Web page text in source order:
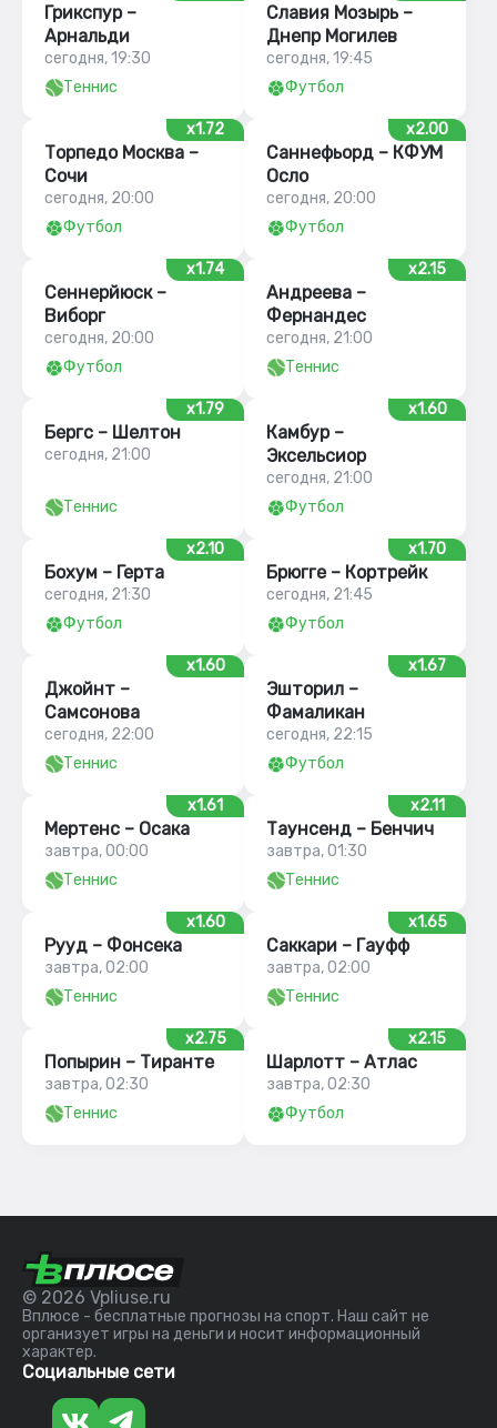
Грикспур –
Арнальди
сегодня, 19:30
Теннис
Славия Мозырь –
Днепр Могилев
сегодня, 19:45
Футбол
x1.72
Торпедо Москва –
Сочи
сегодня, 20:00
Футбол
x2.00
Саннефьорд – КФУМ
Осло
сегодня, 20:00
Футбол
x1.74
Сеннерйюск –
Виборг
сегодня, 20:00
Футбол
x2.15
Андреева –
Фернандес
сегодня, 21:00
Теннис
x1.79
Бергс – Шелтон
сегодня, 21:00
Теннис
x1.60
Камбур –
Эксельсиор
сегодня, 21:00
Футбол
x2.10
Бохум – Герта
сегодня, 21:30
Футбол
x1.70
Брюгге – Кортрейк
сегодня, 21:45
Футбол
x1.60
Джойнт –
Самсонова
сегодня, 22:00
Теннис
x1.67
Эшторил –
Фамаликан
сегодня, 22:15
Футбол
x1.61
Мертенс – Осака
завтра, 00:00
Теннис
x2.11
Таунсенд – Бенчич
завтра, 01:30
Теннис
x1.60
Рууд – Фонсека
завтра, 02:00
Теннис
x1.65
Саккари – Гауфф
завтра, 02:00
Теннис
x2.75
Попырин – Тиранте
завтра, 02:30
Теннис
x2.15
Шарлотт – Атлас
завтра, 02:30
Футбол
© 2026 Vpliuse.ru
Вплюсе - бесплатные прогнозы на спорт. Наш сайт не
организует игры на деньги и носит информационный
характер.
Социальные сети